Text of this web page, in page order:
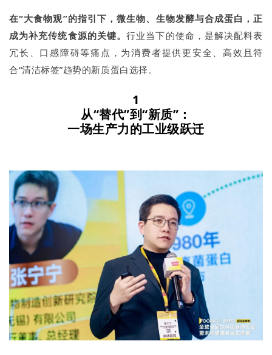
在“大食物观”的指引下，微生物、生物发酵与合成蛋白，正
成为补充传统食源的关键。行业当下的使命，是解决配料表
冗长、口感障碍等痛点，为消费者提供更安全、高效且符
合“清洁标签”趋势的新质蛋白选择。
1
从“替代”到“新质”：
一场生产力的工业级跃迁